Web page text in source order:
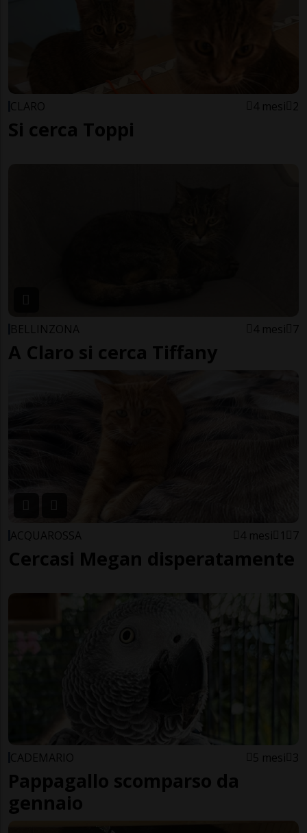
CLARO 4 mesi 2
Si cerca Toppi
BELLINZONA 4 mesi 7
A Claro si cerca Tiffany
ACQUAROSSA 4 mesi 1 7
Cercasi Megan disperatamente
CADEMARIO 5 mesi 3
Pappagallo scomparso da
gennaio